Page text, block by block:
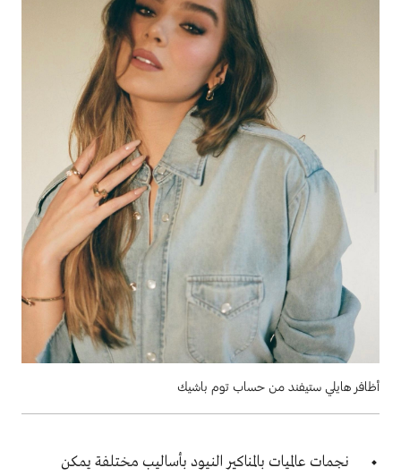
أظافر هايلي ستيفند من حساب توم باشيك
نجمات عالميات بالمناكير النيود بأساليب مختلفة يمكن